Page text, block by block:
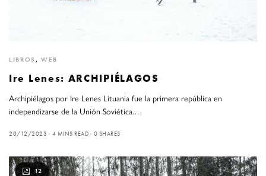
LIBROS ,WEB
Ire Lenes: ARCHIPIÉLAGOS
Archipiélagos por Ire Lenes Lituania fue la primera república en
independizarse de la Unión Soviética.…
20/12/2023 4 MINS READ 0 SHARES
12